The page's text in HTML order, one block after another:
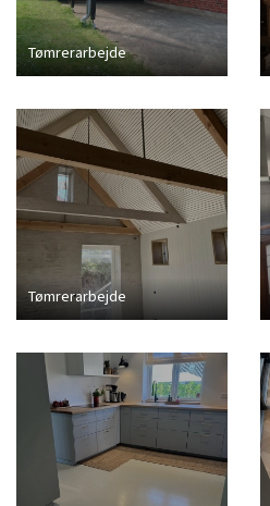
Tømrerarbejde
Tømrerarbejde